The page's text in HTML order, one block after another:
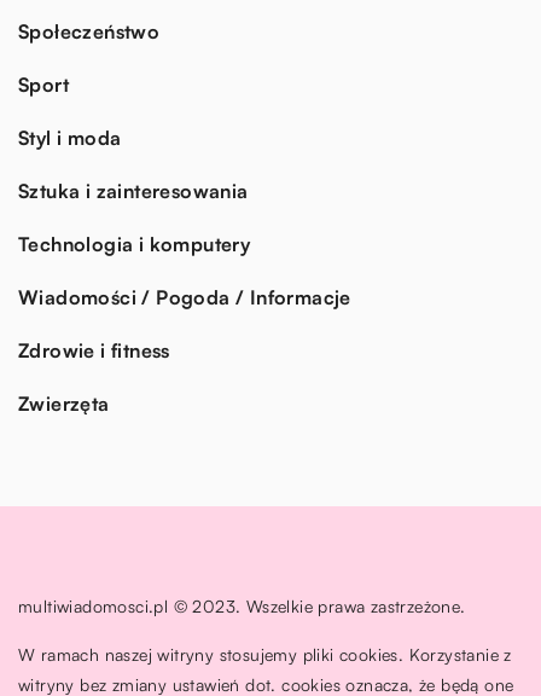
Społeczeństwo
Sport
Styl i moda
Sztuka i zainteresowania
Technologia i komputery
Wiadomości / Pogoda / Informacje
Zdrowie i fitness
Zwierzęta
multiwiadomosci.pl © 2023. Wszelkie prawa zastrzeżone.
W ramach naszej witryny stosujemy pliki cookies. Korzystanie z
witryny bez zmiany ustawień dot. cookies oznacza, że będą one